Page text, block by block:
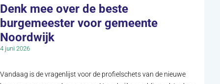
Denk mee over de beste
burgemeester voor gemeente
Noordwijk
4 juni 2026
Vandaag is de vragenlijst voor de profielschets van de nieuwe